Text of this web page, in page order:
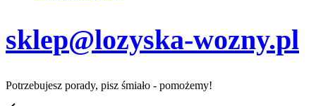
sklep@lozyska-wozny.pl
Potrzebujesz porady, pisz śmiało - pomożemy!